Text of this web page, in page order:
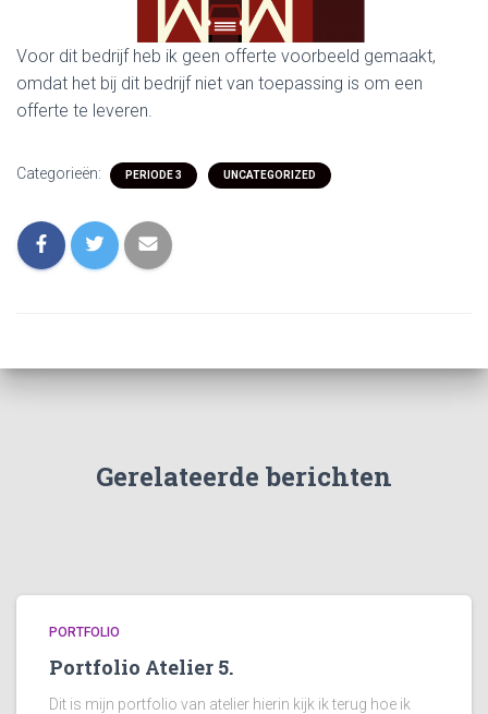
Voor dit bedrijf heb ik geen offerte voorbeeld gemaakt,
omdat het bij dit bedrijf niet van toepassing is om een
offerte te leveren.
Categorieën: PERIODE 3 UNCATEGORIZED
Gerelateerde berichten
PORTFOLIO
Portfolio Atelier 5.
Dit is mijn portfolio van atelier hierin kijk ik terug hoe ik